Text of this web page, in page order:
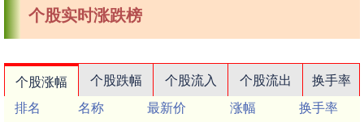
个股实时涨跌榜
个股涨幅 个股跌幅 个股流入 个股流出
换手率
排名
名称 最新价 涨幅
换手率